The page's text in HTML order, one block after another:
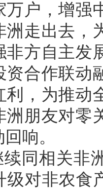
万户，增强
洲走出去，
非方自主发
资合作联动
利，为推动
洲朋友对零
响。
续同相关非
级对非农食